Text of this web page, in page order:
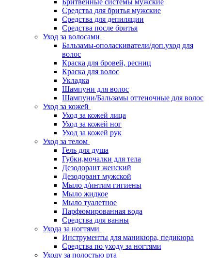
Бритвенные системы мужские
Средства для бритья мужские
Средства для депиляции
Средства после бритья
Уход за волосами
Бальзамы-ополаскиватели/доп.уход для
волос
Краска для бровей, ресниц
Краска для волос
Укладка
Шампуни для волос
Шампуни/Бальзамы оттеночные для волос
Уход за кожей
Уход за кожей лица
Уход за кожей ног
Уход за кожей рук
Уход за телом
Гель для душа
Губки,мочалки для тела
Дезодорант женский
Дезодорант мужской
Мыло д/интим гигиены
Мыло жидкое
Мыло туалетное
Парфюмированная вода
Средства для ванны
Ухода за ногтями
Инструменты для маникюра, педикюра
Средства по уходу за ногтями
Уходу за полостью рта